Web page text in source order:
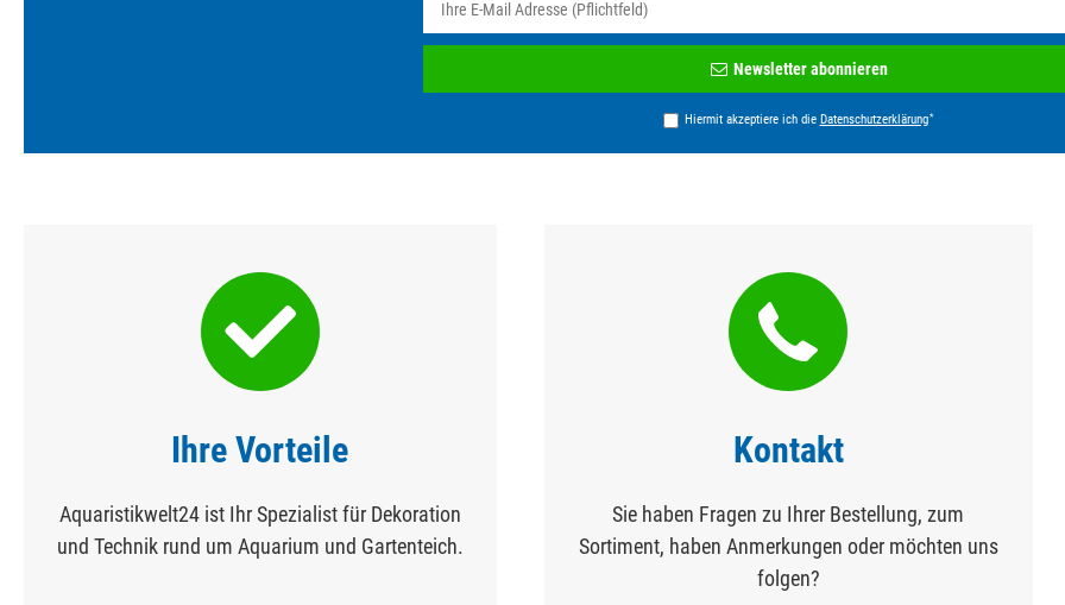
Honig
Newsletter abonnieren
Hiermit akzeptiere ich die Daten­schutz­erklärung*
Ihre Vorteile
Aquaristikwelt24 ist Ihr Spezialist für Dekoration
und Technik rund um Aquarium und Gartenteich.
Kontakt
Sie haben Fragen zu Ihrer Bestellung, zum
Sortiment, haben Anmerkungen oder möchten uns
folgen?